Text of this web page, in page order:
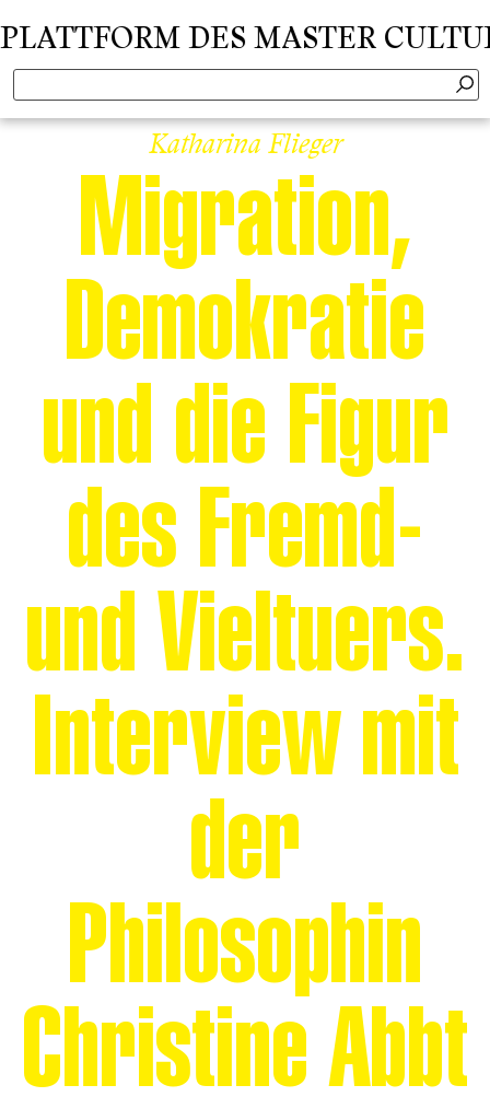
DES MASTER
Katharina Flieger
Migration,
Demokratie
und die Figur
des Fremd-
und Vieltuers.
Interview mit
der
Philosophin
Christine Abbt